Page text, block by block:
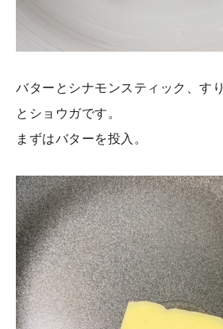
バターとシナモンスティック、す
とショウガです。
まずはバターを投入。